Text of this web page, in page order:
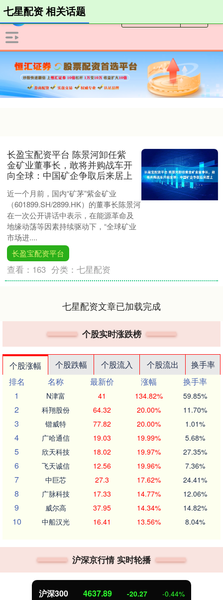
七星配资 相关话题
长盈宝配资平台 陈景河卸任紫
金矿业董事长，敢将并购战车开
向全球：中国矿企争取后来居上
近一个月前，国内“矿茅”紫金矿业
（601899.SH/2899.HK）的董事长陈景河
在一次公开讲话中表示，在能源革命及
地缘动荡等因素持续驱动下，“全球矿业
市场进....
长盈宝配资平台
查看： 163 分类：七星配资
七星配资文章已加载完成
个股实时涨跌榜
个股涨幅 个股跌幅 个股流入 个股流出
换手率
排名
名称 最新价 涨幅
换手率
1
N津富 41 134.82% 59.85%
2 科翔股份 64.32 20.00% 11.70%
3 锴威特 77.82 20.00% 1.01%
4 广哈通信 19.03 19.99% 5.68%
5 欣天科技 18.02 19.97% 27.35%
6 飞天诚信 12.56 19.96% 7.36%
7 中巨芯 27.3 17.62% 24.41%
8 广脉科技 17.33 14.77% 12.06%
9 威尔高 37.95 14.34% 14.82%
10 中船汉光 16.41 13.56% 8.04%
沪深京行情 实时轮播
沪深300 4637.89 -20.27 -0.44%